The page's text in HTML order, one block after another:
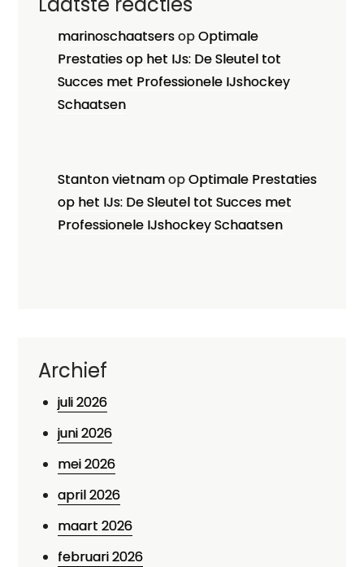
marinoschaatsersopOptimale
Prestaties op het IJs: De Sleutel tot
Succes met Professionele IJshockey
Schaatsen
Stanton vietnamopOptimale Prestaties
op het IJs: De Sleutel tot Succes met
Professionele IJshockey Schaatsen
Archief
juli 2026
juni 2026
mei 2026
april 2026
maart 2026
februari 2026